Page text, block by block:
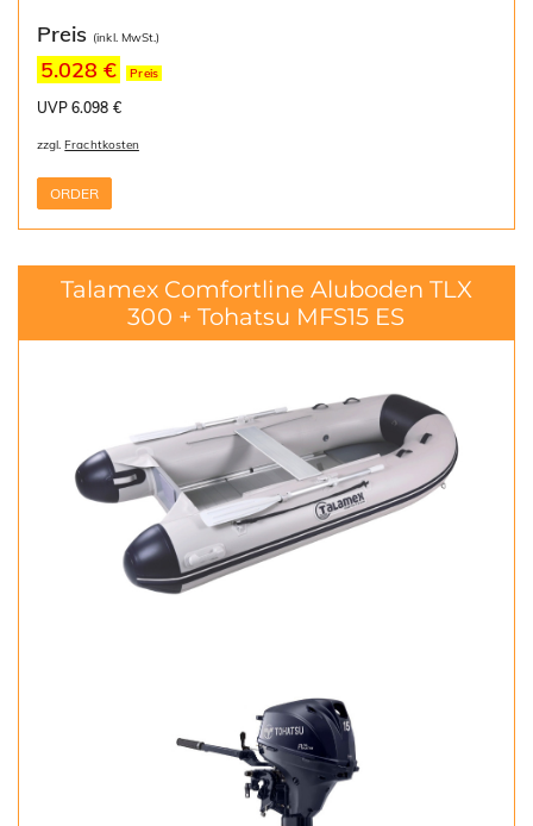
Preis (inkl. MwSt.)
5.028 € Preis
UVP 6.098 €
zzgl.Frachtkosten
ORDER
Talamex Comfortline Aluboden TLX
300 + Tohatsu MFS15 ES